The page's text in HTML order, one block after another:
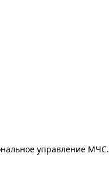
управление МЧС.